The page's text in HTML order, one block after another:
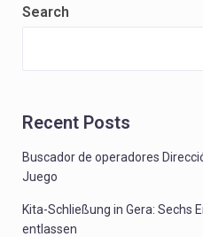
Search
Recent Posts
Buscador de operadores
Juego
Kita-Schließung in Gera: Sechs
entlassen